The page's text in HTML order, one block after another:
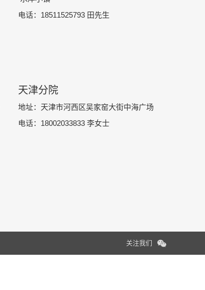
电话：18511525793 田先生
天津分院
地址：天津市河西区吴家窑大街中海广场
电话：18002033833 李女士
关注我们